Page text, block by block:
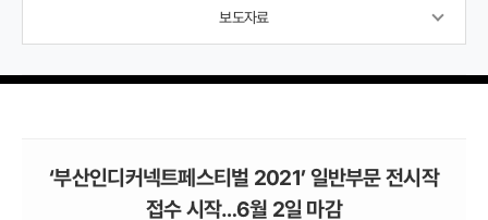
보도자료
‘부산인디커넥트페스티벌 2021’ 일반부문 전시작
접수 시작…6월 2일 마감